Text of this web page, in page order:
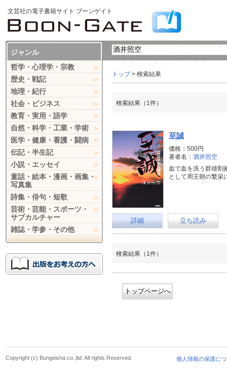
文芸社の電子書籍サイト ブーンゲイト
トップ> 検索結果
検索結果（1件）
至誠
価格：500円
著者名： 酒井照空
血で血を洗う群雄割
として周王朝の繁栄
詳細 立ち読み
検索結果（1件）
トップページへ
ジャンル
哲学・心理学・宗教
歴史・戦記
地理・紀行
社会・ビジネス
教育・実用・語学
自然・科学・工業・学術
医学・健康・看護・闘病
伝記・半生記
小説・エッセイ
童話・絵本・漫画・画集・
写真集
詩集・俳句・短歌
芸術・芸能・スポーツ・
サブカルチャー
雑誌・学参・その他
個人情報の保護に
Copyright (c) Bungeisha co.,ltd. All rights Reserved.